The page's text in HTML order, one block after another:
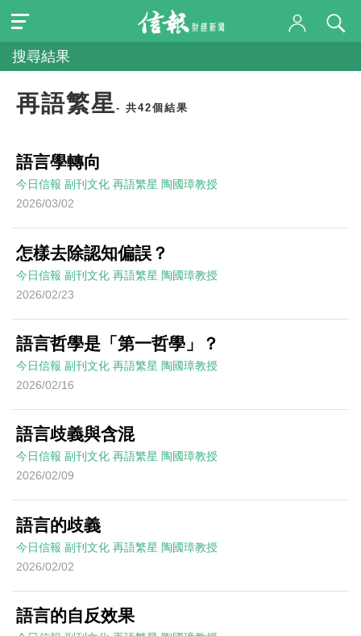
搜尋結果
再語繁星 - 共42個結果
語言學轉向
今日信報 副刊文化 再語繁星 陶國璋教授
2026/03/02
怎樣去除認知偏誤？
今日信報 副刊文化 再語繁星 陶國璋教授
2026/02/23
語言哲學是「第一哲學」？
今日信報 副刊文化 再語繁星 陶國璋教授
2026/02/16
語言歧義與含混
今日信報 副刊文化 再語繁星 陶國璋教授
2026/02/09
語言的歧義
今日信報 副刊文化 再語繁星 陶國璋教授
2026/02/02
語言的自反效果